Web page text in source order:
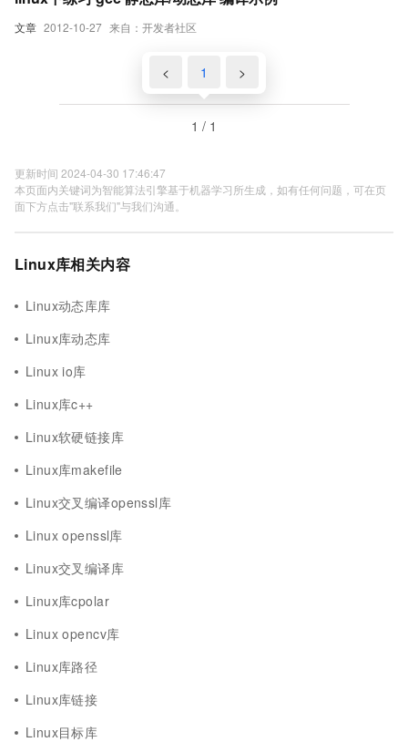
文章 2012-10-27 来自：开发者社区
< 1 >
1 / 1
更新时间 2024-04-30 17:46:47
本页面内关键词为智能算法引擎基于机器学习所生成，如有任何问题，可在页
面下方点击"联系我们"与我们沟通。
Linux库相关内容
Linux动态库库
Linux库动态库
Linux io库
Linux库c++
Linux软硬链接库
Linux库makefile
Linux交叉编译openssl库
Linux openssl库
Linux交叉编译库
Linux库cpolar
Linux opencv库
Linux库路径
Linux库链接
Linux目标库